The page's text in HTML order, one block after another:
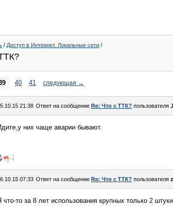
/ Доступ в Интернет. Локальные сети /
40 41 следующая →
21:38 Ответ на сообщение Re: Что с ТТК? пользователя
них чаще аварии бывают.
07:33 Ответ на сообщение Re: Что с ТТК? пользователя
что-то за 8 лет использования крупных только 2